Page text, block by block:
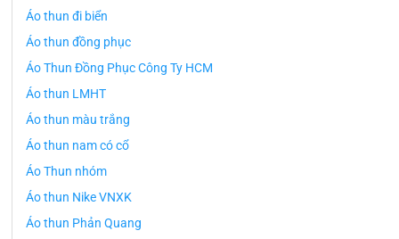
Áo thun đi biển
Áo thun đồng phục
Áo Thun Đồng Phục Công Ty HCM
Áo thun LMHT
Áo thun màu trắng
Áo thun nam có cổ
Áo Thun nhóm
Áo thun Nike VNXK
Áo thun Phản Quang